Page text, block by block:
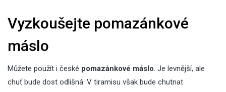
Vyzkoušejte pomazánkové
máslo
Můžete použít i české pomazánkové máslo. Je levnější, ale
chuť bude dost odlišná. V tiramisu však bude chutnat